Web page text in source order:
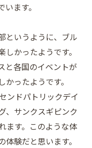
ます。
というように、ブル
かったようです。
と各国のイベントが
ったようです。
ンドパトリックデイ
、サンクスギピンク
ます。このような体
験だと思います。